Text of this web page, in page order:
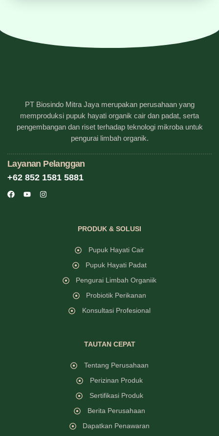
PT Biosindo Mitra Jaya merupakan perusahaan yang
memproduksi pupuk hayati organik cair dan padat, serta
pengembangan dan riset terhadap teknologi mikroba untuk
pengurai limbah organik.
Layanan Pelanggan
+62 852 1581 5881
PRODUK & SOLUSI
Pupuk Hayati Cair
Pupuk Hayati Padat
Pengurai Limbah Organiik
Probiotik Perikanan
Konsultasi Profesional
TAUTAN CEPAT
Tentang Perusahaan
Perizinan Produk
Sertifikasi Produk
Berita Perusahaan
Dapatkan Penawaran